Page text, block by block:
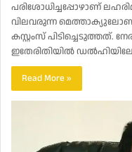
പരിശോധിച്ചപ്പോഴാണ്
വിലവരുന്ന
കസ്റ്റംസ് പിടിച്ചെടുത്തത്.
ഇതേരിതിയില്‍
Read More »